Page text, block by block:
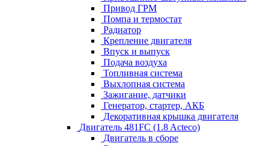
Привод ГРМ
Помпа и термостат
Радиатор
Крепление двигателя
Впуск и выпуск
Подача воздуха
Топливная система
Выхлопная система
Зажигание, датчики
Генератор, стартер, АКБ
Декоративная крышка двигателя
Двигатель 481FC (1.8 Acteco)
Двигатель в сборе